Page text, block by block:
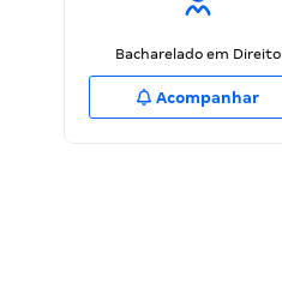
Bacharelado em Direito
Acompanhar